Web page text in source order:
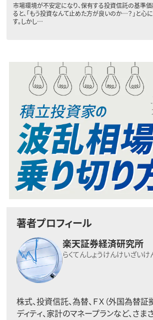
市場環境が不安定になり、保有する投資信託の基準
ると、「もう投資なんて止めた方が良いのか…？」と心
す。しかし…
著者プロフィール
楽天証券経済研究所
らくてんしょうけんけいざいけ
株式、投資信託、為替、ＦＸ（外国為替証
ディティ、家計のマネープランなど、さ